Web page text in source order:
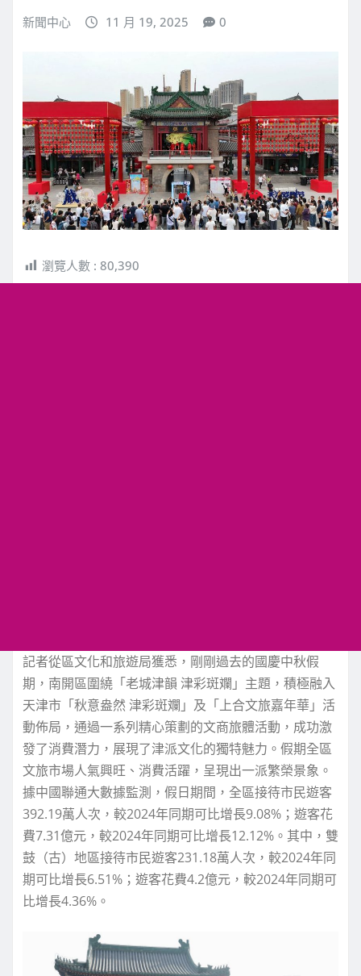
新聞中心 11 月 19, 2025 0
瀏覽人數 : 80,390
記者從區文化和旅遊局獲悉，剛剛過去的國慶中秋假
期，南開區圍繞「老城津韻 津彩斑斕」主題，積極融入
天津市「秋意盎然 津彩斑斕」及「上合文旅嘉年華」活
動佈局，通過一系列精心策劃的文商旅體活動，成功激
發了消費潛力，展現了津派文化的獨特魅力。假期全區
文旅市場人氣興旺、消費活躍，呈現出一派繁榮景象。
據中國聯通大數據監測，假日期間，全區接待市民遊客
392.19萬人次，較2024年同期可比增長9.08%；遊客花
費7.31億元，較2024年同期可比增長12.12%。其中，雙
鼓（古）地區接待市民遊客231.18萬人次，較2024年同
期可比增長6.51%；遊客花費4.2億元，較2024年同期可
比增長4.36%。